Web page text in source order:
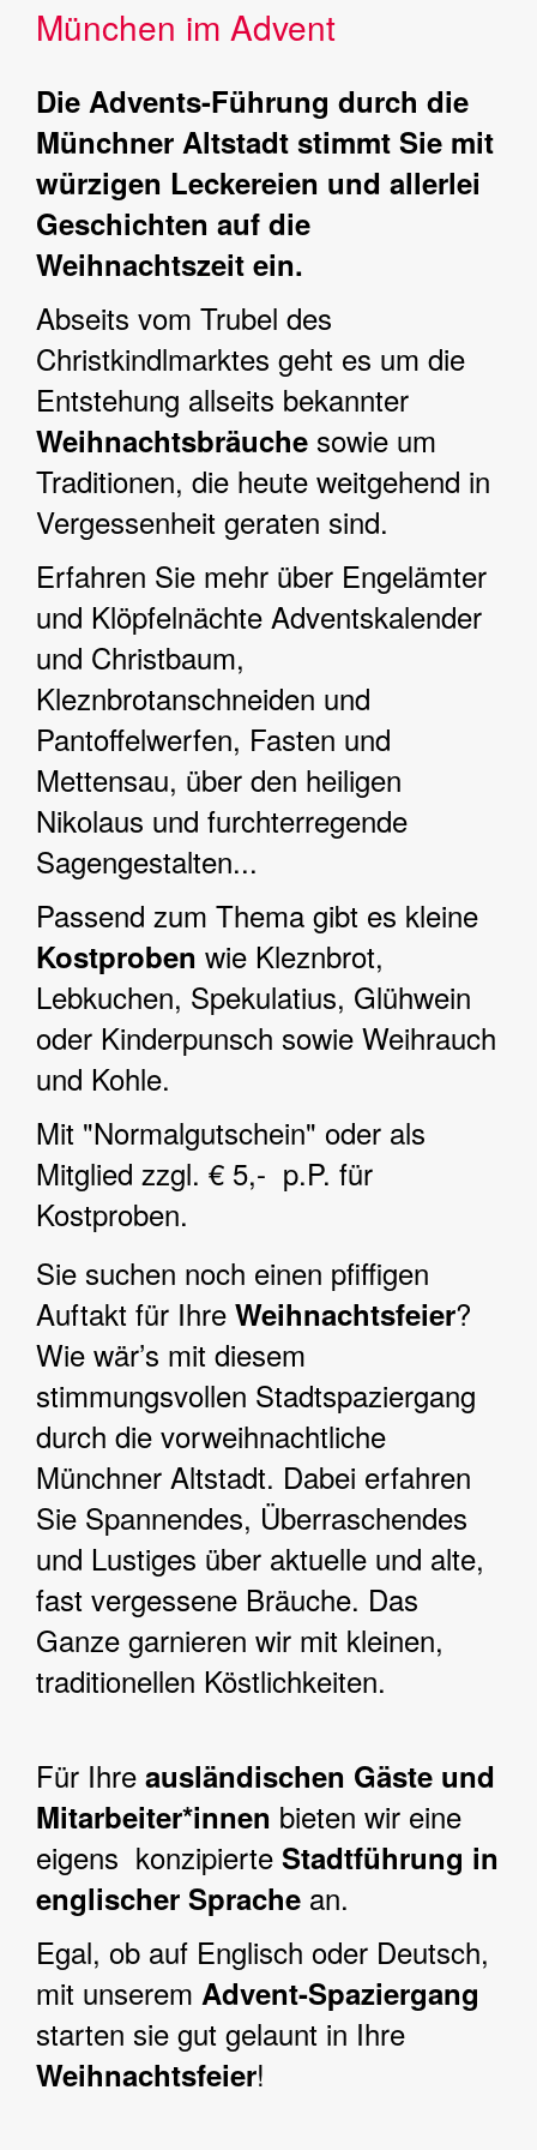
München im Advent
Die Advents-Führung durch die
Münchner Altstadt stimmt Sie mit
würzigen Leckereien und allerlei
Geschichten auf die
Weihnachtszeit ein.
Abseits vom Trubel des
Christkindlmarktes geht es um die
Entstehung allseits bekannter
Weihnachtsbräuche sowie um
Traditionen, die heute weitgehend in
Vergessenheit geraten sind.
Erfahren Sie mehr über Engelämter
und Klöpfelnächte Adventskalender
und Christbaum,
Kleznbrotanschneiden und
Pantoffelwerfen, Fasten und
Mettensau, über den heiligen
Nikolaus und furchterregende
Sagengestalten...
Passend zum Thema gibt es kleine
Kostproben wie Kleznbrot,
Lebkuchen, Spekulatius, Glühwein
oder Kinderpunsch sowie Weihrauch
und Kohle.
Mit "Normalgutschein" oder als
Mitglied zzgl. € 5,- p.P. für
Kostproben.
Sie suchen noch einen pfiffigen
Auftakt für Ihre Weihnachtsfeier?
Wie wär’s mit diesem
stimmungsvollen Stadtspaziergang
durch die vorweihnachtliche
Münchner Altstadt. Dabei erfahren
Sie Spannendes, Überraschendes
und Lustiges über aktuelle und alte,
fast vergessene Bräuche. Das
Ganze garnieren wir mit kleinen,
traditionellen Köstlichkeiten.
Für Ihre ausländischen Gäste und
Mitarbeiter*innen bieten wir eine
eigens konzipierte Stadtführung in
englischer Sprache an.
Egal, ob auf Englisch oder Deutsch,
mit unserem Advent-Spaziergang
starten sie gut gelaunt in Ihre
Weihnachtsfeier!